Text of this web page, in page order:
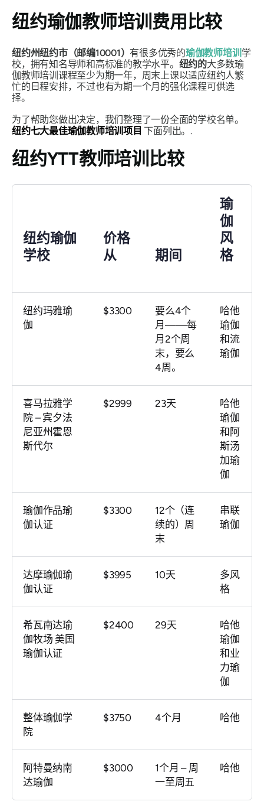
纽约瑜伽教师培训费用比较
纽约州纽约市（邮编10001）有很多优秀的瑜伽教师培训 学
校，拥有知名导师和高标准的教学水平。 纽约的大多数瑜
伽教师培训课程至少为期一年，周末上课以适应纽约人繁
忙的日程安排，不过也有为期一个月的强化课程可供选
择。
为了帮助您做出决定，我们整理了一份全面的学校名单。
纽约七大最佳瑜伽教师培训项目 下面列出。.
纽约YTT教师培训比较
纽约瑜伽
学校
价格
从
期间
瑜
伽
风
格
纽约玛雅瑜
伽
$3300
要么4个
月——每
月2个周
末，要么
4周。
哈他
瑜伽
和流
瑜伽
喜马拉雅学
院 – 宾夕法
尼亚州霍恩
斯代尔
$2999 23天
哈他
瑜伽
和阿
斯汤
加瑜
伽
瑜伽作品瑜
伽认证
$3300
12个（连
续的）周
末
串联
瑜伽
达摩瑜伽瑜
伽认证
$3995 10天
多风
格
希瓦南达瑜
伽牧场 美国
瑜伽认证
$2400 29天
哈他
瑜伽
和业
力瑜
伽
整体瑜伽学
院
$3750 4个月 哈他
阿特曼纳南
达瑜伽
$3000
1个月 – 周
一至周五
哈他